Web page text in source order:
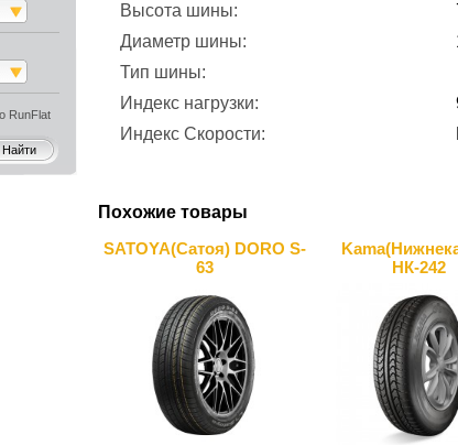
RunFlat
Высота шины:
Диаметр шины:
Тип шины:
Индекс нагрузки:
Индекс Скорости:
Похожие товары
SATOYA(Сатоя) DORO S-
63
НК-242